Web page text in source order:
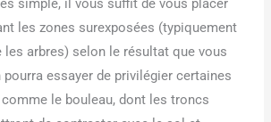
les zones surexposées (typiquement
les arbres) selon le résultat que vous
pourra essayer de privilégier certaines
comme le bouleau, dont les troncs